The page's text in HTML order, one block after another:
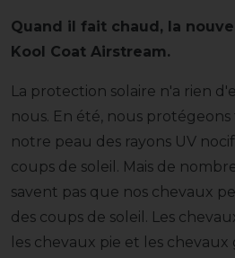
Quand il fait chaud, la
Kool Coat Airstream.
La protection solaire n'a rien
nous. En été, nous
notre peau des rayons UV
coups de soleil. Mais de
savent pas que nos chevaux
des coups de soleil. Les
les chevaux pie et les chevaux